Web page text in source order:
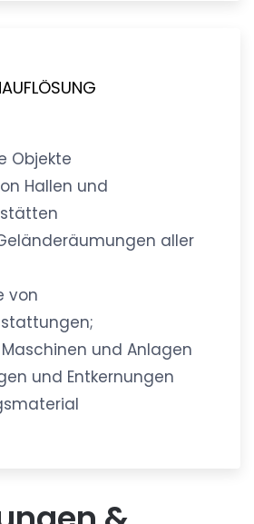
Objekte
Hallen und
aller
von
und Anlagen
und Entkernungen